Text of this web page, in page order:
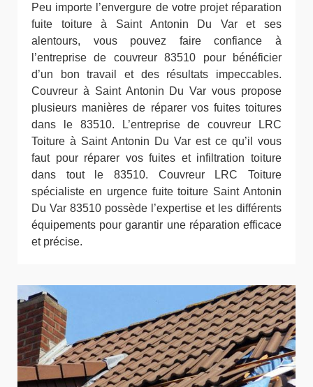
Peu importe l’envergure de votre projet réparation
fuite toiture à Saint Antonin Du Var et ses
alentours, vous pouvez faire confiance à
l’entreprise de couvreur 83510 pour bénéficier
d’un bon travail et des résultats impeccables.
Couvreur à Saint Antonin Du Var vous propose
plusieurs manières de réparer vos fuites toitures
dans le 83510. L’entreprise de couvreur LRC
Toiture à Saint Antonin Du Var est ce qu’il vous
faut pour réparer vos fuites et infiltration toiture
dans tout le 83510. Couvreur LRC Toiture
spécialiste en urgence fuite toiture Saint Antonin
Du Var 83510 possède l’expertise et les différents
équipements pour garantir une réparation efficace
et précise.